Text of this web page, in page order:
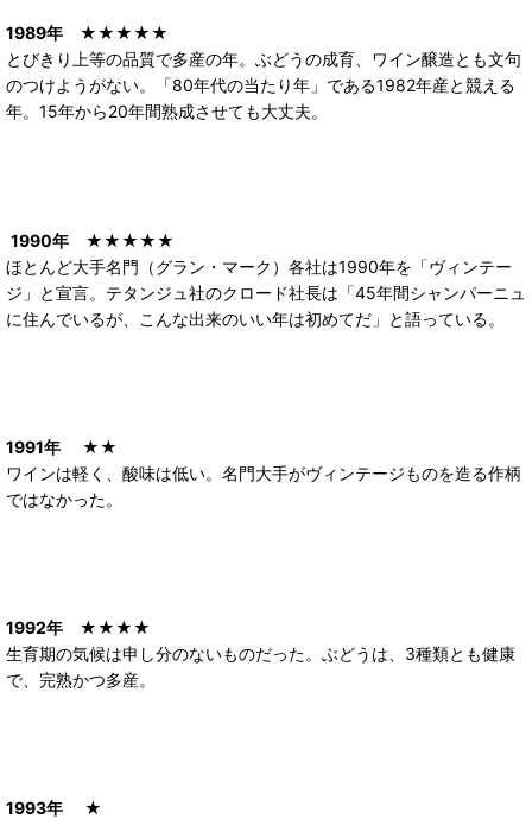
1989年 ★★★★★
とびきり上等の品質で多産の年。ぶどうの成育、ワイン醸造とも文句
のつけようがない。「80年代の当たり年」である1982年産と競える
年。15年から20年間熟成させても大丈夫。
1990年 ★★★★★
ほとんど大手名門（グラン・マーク）各社は1990年を「ヴィンテー
ジ」と宣言。テタンジュ社のクロード社長は「45年間シャンパーニュ
に住んでいるが、こんな出来のいい年は初めてだ」と語っている。
1991年 ★★
ワインは軽く、酸味は低い。名門大手がヴィンテージものを造る作柄
ではなかった。
1992年 ★★★★
生育期の気候は申し分のないものだった。ぶどうは、3種類とも健康
で、完熟かつ多産。
1993年 ★